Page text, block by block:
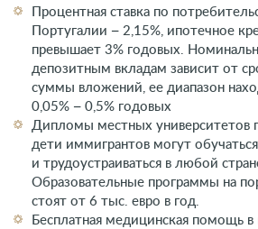
Процентная ставка по
Португалии – 2,15%, ипотечное
превышает 3% годовых.
депозитным вкладам зависит от
суммы вложений, ее диапазон
0,05% – 0,5% годовых
Дипломы местных университетов
дети иммигрантов могут
и трудоустраиваться в любой
Образовательные программы на
стоят от 6 тыс. евро в год.
Бесплатная медицинская помощь в